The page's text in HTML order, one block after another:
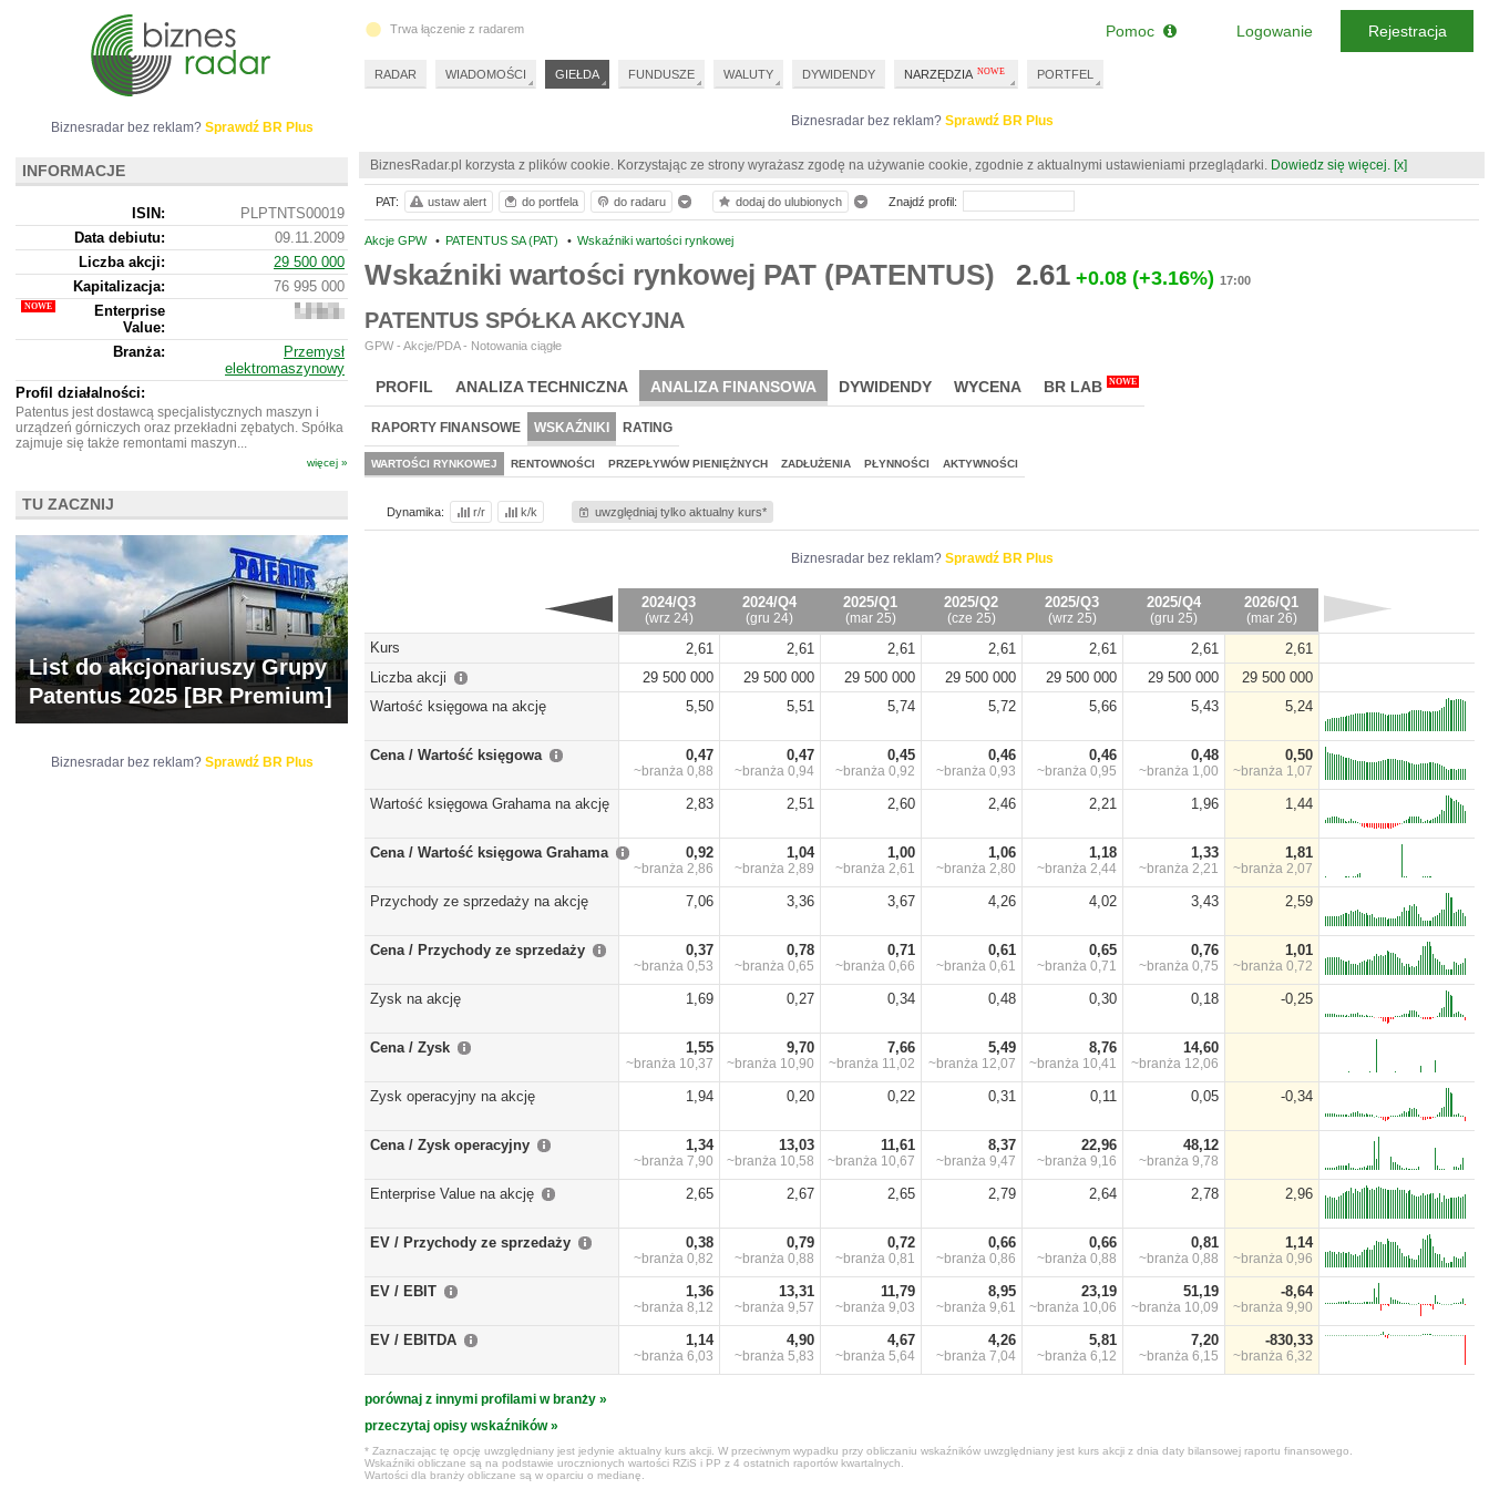
Biznesradar bez reklam? Sprawdź BR Plus
BiznesRadar.pl korzysta z plików cookie. Korzystając ze strony wyrażasz zgodę na używanie cookie, zgodnie z aktualnymi ustawieniami przeglądarki. Dowiedz się więcej. [x]
Akcje GPW • PATENTUS SA (PAT) • Wskaźniki wartości rynkowej
Wskaźniki wartości rynkowej PAT (PATENTUS) 2.61 +0.08 (+3.16%) 17:00
PATENTUS SPÓŁKA AKCYJNA
GPW - Akcje/PDA - Notowania ciągłe
PROFIL ANALIZA TECHNICZNA ANALIZA FINANSOWA DYWIDENDY WYCENA BR LAB NOWE
RAPORTY FINANSOWE WSKAŹNIKI RATING
WARTOŚCI RYNKOWEJ RENTOWNOŚCI PRZEPŁYWÓW PIENIĘŻNYCH ZADŁUŻENIA PŁYNNOŚCI AKTYWNOŚCI
Dynamika: r/r k/k uwzględniaj tylko aktualny kurs*
Biznesradar bez reklam? Sprawdź BR Plus
2024/Q3
(wrz 24)
2024/Q4
(gru 24)
2025/Q1
(mar 25)
2025/Q2
(cze 25)
2025/Q3
(wrz 25)
2025/Q4
(gru 25)
2026/Q1
(mar 26)
Kurs 2,61 2,61 2,61 2,61 2,61 2,61
2,61
Liczba akcji
29 500 000 29 500 000 29 500 000 29 500 000 29 500 000 29 500 000
29 500 000
Wartość księgowa na akcję
5,50 5,51 5,74 5,72 5,66 5,43 5,24
Cena / Wartość księgowa 0,47
~branża 0,88
0,47
~branża 0,94
0,45
~branża 0,92
0,46
~branża 0,93
0,46
~branża 0,95
0,48
~branża 1,00
0,50
~branża 1,07
Wartość księgowa Grahama na akcję 2,83 2,51 2,60 2,46 2,21 1,96 1,44
Cena / Wartość księgowa Grahama 0,92
~branża 2,86
1,04
~branża 2,89
1,00
~branża 2,61
1,06
~branża 2,80
1,18
~branża 2,44
1,33
~branża 2,21
1,81
~branża 2,07
Przychody ze sprzedaży na akcję 7,06 3,36 3,67 4,26 4,02 3,43 2,59
Cena / Przychody ze sprzedaży 0,37
~branża 0,53
0,78
~branża 0,65
0,71
~branża 0,66
0,61
~branża 0,61
0,65
~branża 0,71
0,76
~branża 0,75
1,01
~branża 0,72
Zysk na akcję 1,69 0,27 0,34 0,48 0,30 0,18 -0,25
Cena / Zysk 1,55
~branża 10,37
9,70
~branża 10,90
7,66
~branża 11,02
5,49
~branża 12,07
8,76
~branża 10,41
14,60
~branża 12,06
Zysk operacyjny na akcję 1,94 0,20 0,22 0,31 0,11 0,05 -0,34
Cena / Zysk operacyjny 1,34
~branża 7,90
13,03
~branża 10,58
11,61
~branża 10,67
8,37
~branża 9,47
22,96
~branża 9,16
48,12
~branża 9,78
Enterprise Value na akcję 2,65 2,67 2,65 2,79 2,64 2,78 2,96
EV / Przychody ze sprzedaży 0,38
~branża 0,82
0,79
~branża 0,88
0,72
~branża 0,81
0,66
~branża 0,86
0,66
~branża 0,88
0,81
~branża 0,88
1,14
~branża 0,96
EV / EBIT 1,36
~branża 8,12
13,31
~branża 9,57
11,79
~branża 9,03
8,95
~branża 9,61
23,19
~branża 10,06
51,19
~branża 10,09
-8,64
~branża 9,90
EV / EBITDA 1,14
~branża 6,03
4,90
~branża 5,83
4,67
~branża 5,64
4,26
~branża 7,04
5,81
~branża 6,12
7,20
~branża 6,15
-830,33
~branża 6,32
porównaj z innymi profilami w branży »
przeczytaj opisy wskaźników »
* Zaznaczając tę opcję uwzględniany jest jedynie aktualny kurs akcji. W przeciwnym wypadku przy obliczaniu wskaźników uwzględniany jest kurs akcji z dnia daty bilansowej raportu finansowego.
Wskaźniki obliczane są na podstawie urocznionych wartości RZiS i PP z 4 ostatnich raportów kwartalnych.
Wartości dla branży obliczane są w oparciu o medianę.
PAT: ustaw alert do portfela do radaru dodaj do ulubionych Znajdź profil:
Biznesradar bez reklam? Sprawdź BR Plus
INFORMACJE
ISIN:
PLPTNTS00019
Data debiutu:
09.11.2009
Liczba akcji:
29 500 000
Kapitalizacja:
76 995 000
Enterprise
Value:
87
000
Branża:
Przemysł
elektromaszynowy
Profil działalności:
Patentus jest dostawcą specjalistycznych maszyn i
urządzeń górniczych oraz przekładni zębatych. Spółka
zajmuje się także remontami maszyn...
więcej »
TU ZACZNIJ
List do akcjonariuszy Grupy
Patentus 2025 [BR Premium]
Biznesradar bez reklam? Sprawdź BR Plus
Trwa łączenie z radarem
RADAR WIADOMOŚCI GIEŁDA FUNDUSZE WALUTY DYWIDENDY NARZĘDZIA PORTFEL
Pomoc Logowanie Rejestracja